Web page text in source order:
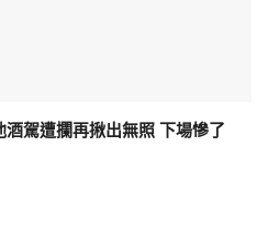
駕遭攔再揪出無照 下場慘了